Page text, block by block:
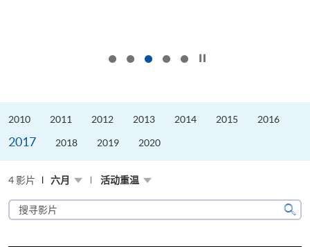
2010 2011 2012 2013 2014 2015 2016
2017 2018 2019 2020
4 影片 六月 活动重温
搜
寻
搜